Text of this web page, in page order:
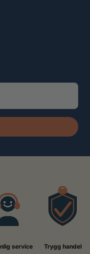
service Trygg handel